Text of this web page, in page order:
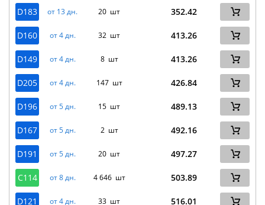
D183 от 13 дн. 20 шт 352.42
D160 от 4 дн. 32 шт 413.26
D149 от 4 дн. 8 шт 413.26
D205 от 4 дн. 147 шт 426.84
D196 от 5 дн. 15 шт 489.13
D167 от 5 дн. 2 шт 492.16
D191 от 5 дн. 20 шт 497.27
C114 от 8 дн. 4 646 шт 503.89
D121 от 4 дн. 33 шт 516.01